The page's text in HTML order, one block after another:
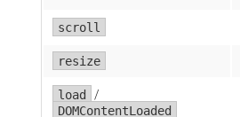
scroll
resize
load
/
DOMContentLoaded